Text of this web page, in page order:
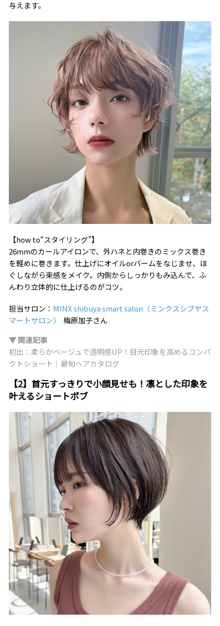
与えます。
【how to“スタイリング”】
26mmのカールアイロンで、外ハネと内巻きのミックス巻き
を軽めに巻きます。仕上げにオイルorバームをなじませ、ほ
ぐしながら束感をメイク。内側からしっかりもみ込んで、ふ
んわり立体的に仕上げるのがコツ。
担当サロン： MINX shibuya smart salon（ミンクスシブヤス
マートサロン）
梅原加子さん
▼ 関連記事
初出：柔らかベージュで透明感UP！目元印象を高めるコンパ
クトショート｜最旬ヘアカタログ
【2】首元すっきりで小顔見せも！凛とした印象を
叶えるショートボブ